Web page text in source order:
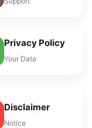
Privacy Policy
Your Data
Disclaimer
Notice